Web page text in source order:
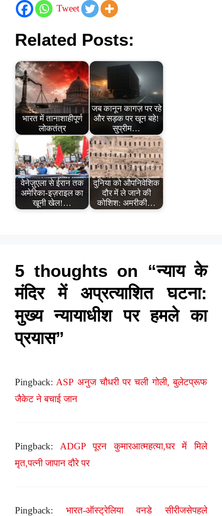
Tweet
Related Posts:
भारत में तानाशाहीपूर्ण
लोकतंत्र
जब कानून कागज़ पर रहे
और सड़क पर खून बहे!
सुप्रीम…
वेनेज़ुएला से ईरान तक
अमेरिका-इज़राइल का
खूनी खेल!…
दुनिया को औपनिवेशिक
दौर में ले जाने की
कोशिश: अमरीकी…
5 thoughts on “न्याय के
मंदिर में अप्रत्याशित घटना:
मुख्य न्यायाधीश पर हमले का
प्रयास”
Pingback: ASP अनुज चौधरी पर चली गोली, बुलेटप्रूफ
जैकेट ने बचाई जान
Pingback: ADGP पूरन कुमारआत्महत्या,घर में मिले
मृत,पत्नी जापान दौरे पर
Pingback: भारत-ऑस्ट्रेलिया वनडे सीरीजसेपहले